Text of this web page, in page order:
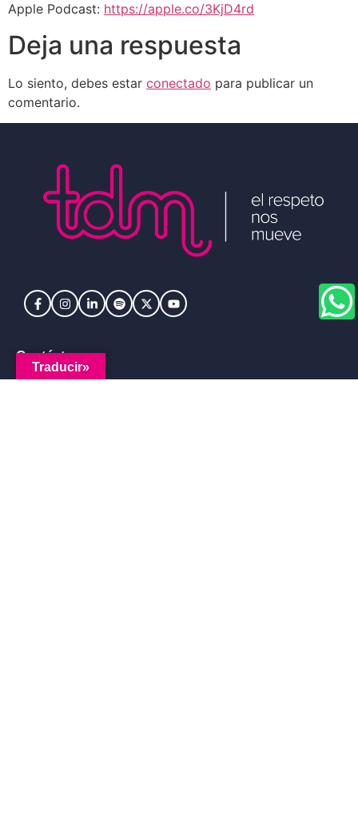
Apple Podcast: https://apple.co/3KjD4rd
Deja una respuesta
Lo siento, debes estar conectado para publicar un
comentario.
Contáctanos
Traducir»